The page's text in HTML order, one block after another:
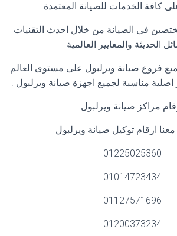
كافة الخدمات للصيانة المعتمدة.
فى الصيانة من خلال احدث التقنيات
الحديثة والمعايير العالمية
فروع صيانة ويرلبول على مستوى العالم
مناسبة لجميع اجهزة صيانة ويرلبول .
مراكز صيانة ويرلبول
ارقام توكيل صيانة ويرلبول
01225025360
01014723434
01127571696
01200373234